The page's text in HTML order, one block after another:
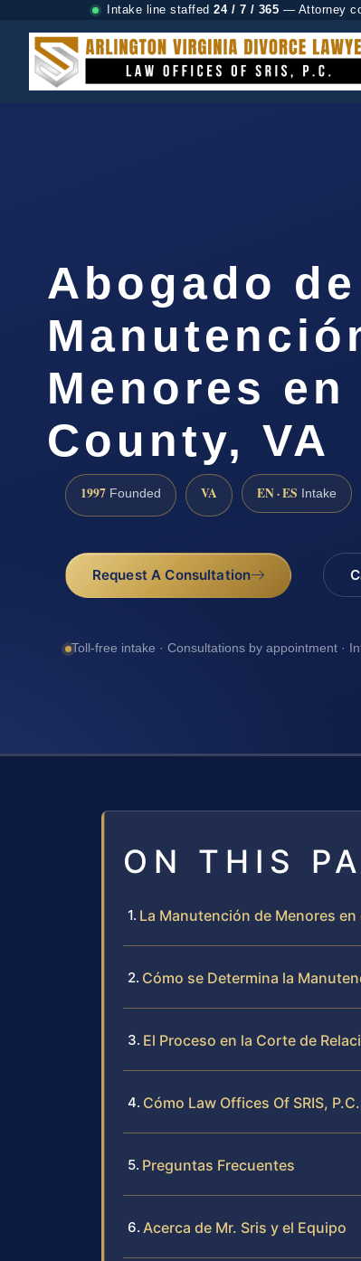
Intake line staffed 24 / 7 / 365 — Attorney
Abogado de
Menores
County, VA
1997 Founded VA EN · ES Intake
Request A Consultation
Toll-free intake · Consultations by appointment ·
ON THIS
La Manutención de Menores
Cómo se Determina la
El Proceso en la Corte de
Cómo Law Offices Of SRIS,
Preguntas Frecuentes
Acerca de Mr. Sris y el Equipo